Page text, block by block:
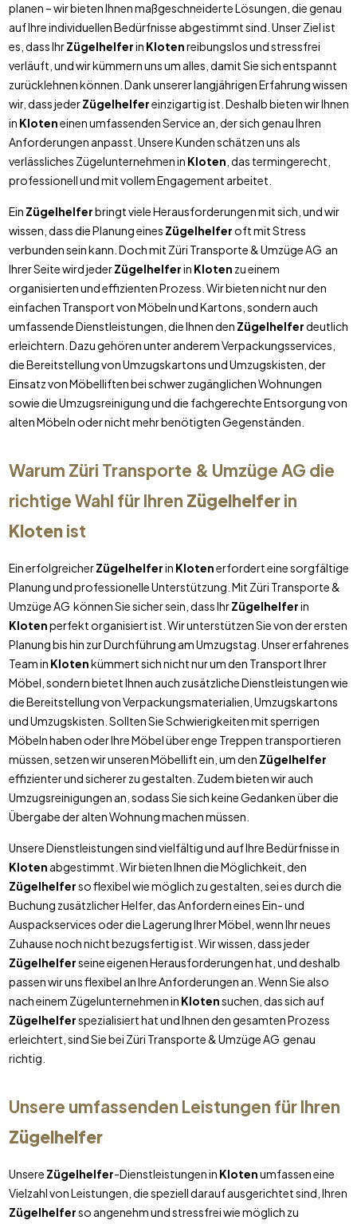
planen – wir bieten Ihnen maßgeschneiderte Lösungen, die genau
auf Ihre individuellen Bedürfnisse abgestimmt sind. Unser Ziel ist
es, dass IhrZügelhelferin Klotenreibungslos und stressfrei
verläuft, und wir kümmern uns um alles, damit Sie sich entspannt
zurücklehnen können. Dank unserer langjährigen Erfahrung wissen
wir, dass jederZügelhelfereinzigartig ist. Deshalb bieten wir Ihnen
in Kloteneinen umfassenden Service an, der sich genau Ihren
Anforderungen anpasst. Unsere Kunden schätzen uns als
verlässliches Zügelunternehmen in Kloten , das termingerecht,
professionell und mit vollem Engagement arbeitet.
Ein Zügelhelferbringt viele Herausforderungen mit sich, und wir
wissen, dass die Planung eines Zügelhelferoft mit Stress
verbunden sein kann. Doch mit Züri Transporte & Umzüge AG an
Ihrer Seite wird jederZügelhelferin Kloten zu einem
organisierten und effizienten Prozess. Wir bieten nicht nur den
einfachen Transport von Möbeln und Kartons, sondern auch
umfassende Dienstleistungen, die Ihnen den Zügelhelferdeutlich
erleichtern. Dazu gehören unter anderem Verpackungsservices,
die Bereitstellung von Umzugskartons und Umzugskisten, der
Einsatz von Möbelliften bei schwer zugänglichen Wohnungen
sowie die Umzugsreinigung und die fachgerechte Entsorgung von
alten Möbeln oder nicht mehr benötigten Gegenständen.
Warum Züri Transporte & Umzüge AG die
richtige Wahl für Ihren Zügelhelferin
Klotenist
Ein erfolgreicherZügelhelferin Klotenerfordert eine sorgfältige
Planung und professionelle Unterstützung. Mit Züri Transporte &
Umzüge AG können Sie sicher sein, dass IhrZügelhelferin
Klotenperfekt organisiert ist. Wir unterstützen Sie von der ersten
Planung bis hin zur Durchführung am Umzugstag. Unser erfahrenes
Team in Klotenkümmert sich nicht nur um den Transport Ihrer
Möbel, sondern bietet Ihnen auch zusätzliche Dienstleistungen wie
die Bereitstellung von Verpackungsmaterialien, Umzugskartons
und Umzugskisten. Sollten Sie Schwierigkeiten mit sperrigen
Möbeln haben oder Ihre Möbel über enge Treppen transportieren
müssen, setzen wir unseren Möbellift ein, um den Zügelhelfer
effizienter und sicherer zu gestalten. Zudem bieten wir auch
Umzugsreinigungen an, sodass Sie sich keine Gedanken über die
Übergabe der alten Wohnung machen müssen.
Unsere Dienstleistungen sind vielfältig und auf Ihre Bedürfnisse in
Kloten abgestimmt. Wir bieten Ihnen die Möglichkeit, den
Zügelhelferso flexibel wie möglich zu gestalten, sei es durch die
Buchung zusätzlicher Helfer, das Anfordern eines Ein- und
Auspackservices oder die Lagerung Ihrer Möbel, wenn Ihr neues
Zuhause noch nicht bezugsfertig ist. Wir wissen, dass jeder
Zügelhelferseine eigenen Herausforderungen hat, und deshalb
passen wir uns flexibel an Ihre Anforderungen an. Wenn Sie also
nach einem Zügelunternehmen in Klotensuchen, das sich auf
Zügelhelferspezialisiert hat und Ihnen den gesamten Prozess
erleichtert, sind Sie bei Züri Transporte & Umzüge AG genau
richtig.
Unsere umfassenden Leistungen für Ihren
Zügelhelfer
Unsere Zügelhelfer-Dienstleistungen in Klotenumfassen eine
Vielzahl von Leistungen, die speziell darauf ausgerichtet sind, Ihren
Zügelhelferso angenehm und stressfrei wie möglich zu